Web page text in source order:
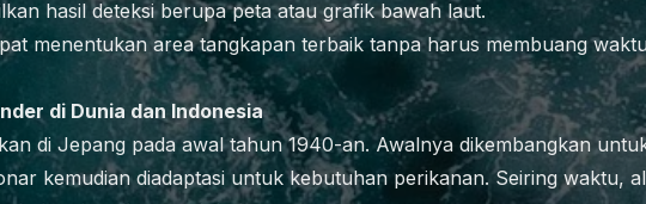
hasil deteksi berupa peta atau grafik bawah laut.
menentukan area tangkapan terbaik tanpa harus membuang
di Dunia dan Indonesia
di Jepang pada awal tahun 1940-an. Awalnya dikembangkan
kemudian diadaptasi untuk kebutuhan perikanan. Seiring waktu,